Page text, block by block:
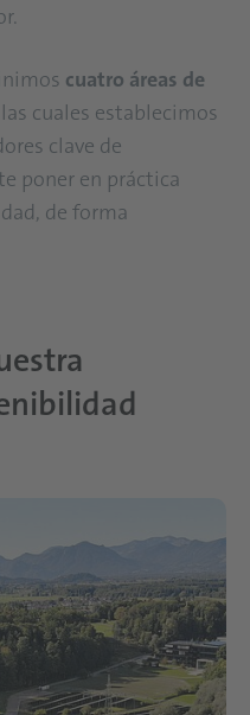
cuatro áreas de
cuales establecimos
clave de
poner en práctica
de forma